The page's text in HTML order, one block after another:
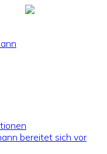
bereitet sich vor